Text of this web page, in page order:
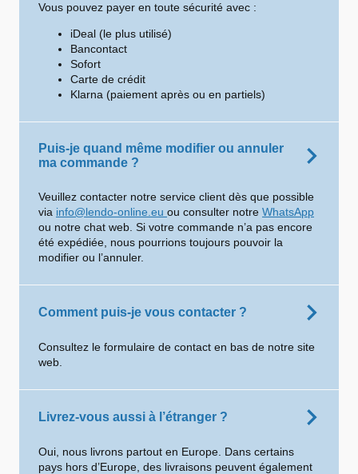
Vous pouvez payer en toute sécurité avec :
iDeal (le plus utilisé)
Bancontact
Sofort
Carte de crédit
Klarna (paiement après ou en partiels)
Puis-je quand même modifier ou annuler
ma commande ?
Veuillez contacter notre service client dès que possible
via info@lendo-online.eu ou consulter notre WhatsApp
ou notre chat web. Si votre commande n’a pas encore
été expédiée, nous pourrions toujours pouvoir la
modifier ou l’annuler.
Comment puis-je vous contacter ?
Consultez le formulaire de contact en bas de notre site
web.
Livrez-vous aussi à l’étranger ?
Oui, nous livrons partout en Europe. Dans certains
pays hors d’Europe, des livraisons peuvent également